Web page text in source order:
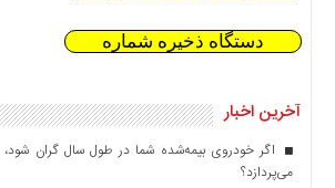
دستگاه ذخیره شماره
آخرین اخبار
اگر خودروی بیمه‌شده شما در طول سال گران
می‌پردازد؟